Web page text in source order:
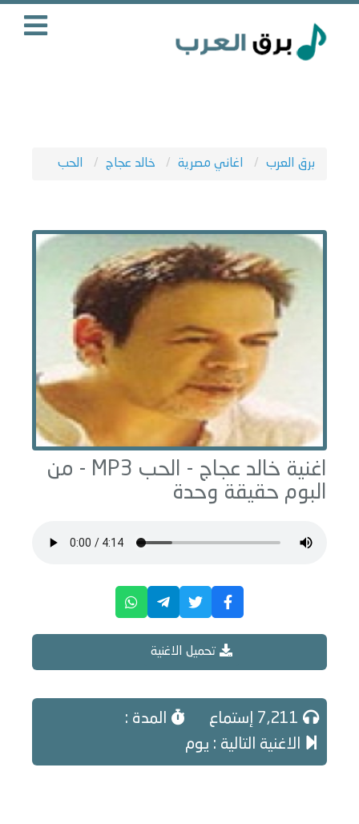
برق العرب اغاني مصرية خالد عجاج الحب
اغنية خالد عجاج - الحب
MP3 - من
البوم حقيقة وحدة
تحميل الاغنية
المدة :
الاغنية التالية : يوم